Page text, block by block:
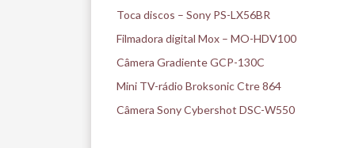
Toca discos – Sony PS-LX56BR
Filmadora digital Mox – MO-HDV100
Câmera Gradiente GCP-130C
Mini TV-rádio Broksonic Ctre 864
Câmera Sony Cybershot DSC-W550